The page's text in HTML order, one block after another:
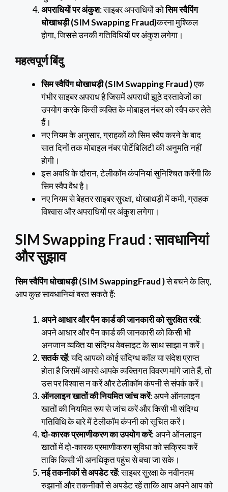
अपराधियों पर अंकुश: साइबर अपराधियों कोसिम स्वैपिंग
धोखाधड़ी (SIM Swapping Fraud)करना मुश्किल
होगा, जिससे उनकी गतिविधियों पर अंकुश लगेगा।
महत्वपूर्ण बिंदु
सिम स्वैपिंग धोखाधड़ी (SIM Swapping Fraud )एक
गंभीर साइबर अपराध है जिसमें अपराधी झूठे दस्तावेजों का
उपयोग करके किसी व्यक्ति के मोबाइल नंबर को स्वैप कर लेते
हैं।
नए नियम के अनुसार, ग्राहकों को सिम स्वैप करने के बाद
सात दिनों तक मोबाइल नंबर पोर्टेबिलिटी की अनुमति नहीं
होगी।
इस अवधि के दौरान, टेलीकॉम कंपनियां सुनिश्चित करेंगी कि
सिम स्वैप वैध है।
नए नियम से बेहतर साइबर सुरक्षा, धोखाधड़ी में कमी, ग्राहक
विश्वास और अपराधियों पर अंकुश लगेगा।
SIM Swapping Fraud : सावधानियां
और सुझाव
सिम स्वैपिंग धोखाधड़ी (SIM SwappingFraud )से बचने के लिए,
आप कुछ सावधानियां बरत सकते हैं:
अपने आधार और पैन कार्ड की जानकारी को सुरक्षित रखें:
अपने आधार और पैन कार्ड की जानकारी को किसी भी
अनजान व्यक्ति या संदिग्ध वेबसाइट के साथ साझा न करें।
सतर्क रहें: यदि आपको कोई संदिग्ध कॉल या संदेश प्राप्त
होता है जिसमें आपसे आपके व्यक्तिगत विवरण मांगे जाते हैं, तो
उस पर विश्वास न करें और टेलीकॉम कंपनी से संपर्क करें।
ऑनलाइन खातों की नियमित जांच करें: अपने ऑनलाइन
खातों की नियमित रूप से जांच करें और किसी भी संदिग्ध
गतिविधि के बारे में टेलीकॉम कंपनी को सूचित करें।
दो-कारक प्रमाणीकरण का उपयोग करें: अपने ऑनलाइन
खातों में दो-कारक प्रमाणीकरण सुविधा को सक्रिय करें
ताकि किसी भी अनधिकृत पहुंच से बचा जा सके।
नई तकनीकों से अपडेट रहें: साइबर सुरक्षा के नवीनतम
रुझानों और तकनीकों से अपडेट रहें ताकि आप अपने आप को